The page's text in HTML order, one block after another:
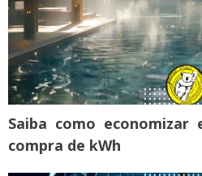
Saiba como
compra de kWh